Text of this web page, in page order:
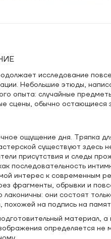
исследование
Небольшие этюды,
опыта: случайные
сцены, обычно остающиеся
ощущение дня. Тряпка
существуют здесь
присутствия и следы
последовательность
интерес к современным
фрагменты, обрывки и
они состоят
похожей на подпись на
материал, а
определяется не